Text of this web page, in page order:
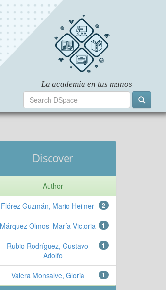
Discover
Author
2
Flórez Guzmán, Mario Heimer
1
Márquez Olmos, María Victoria
1
Rubio Rodríguez, Gustavo
Adolfo
1
Valera Monsalve, Gloria